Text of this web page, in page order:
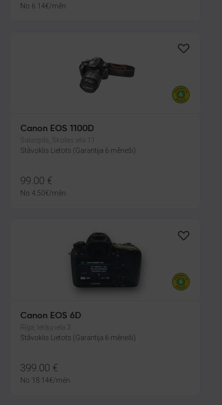
No 6.14€/mēn.
Canon EOS 1100D
Salaspils, Skolas iela 11
Stāvoklis Lietots (Garantija 6 mēneši)
99.00 €
No 4.50€/mēn.
Canon EOS 6D
Rīga, Ieriķu iela 3
Stāvoklis Lietots (Garantija 6 mēneši)
399.00 €
No 18.14€/mēn.